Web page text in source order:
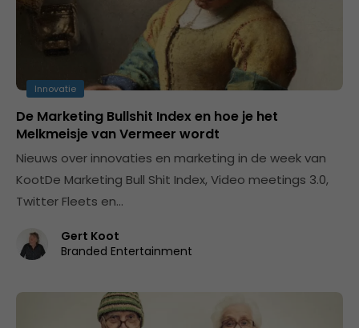
Innovatie
De Marketing Bullshit Index en hoe je het
Melkmeisje van Vermeer wordt
Nieuws over innovaties en marketing in de week van
KootDe Marketing Bull Shit Index, Video meetings 3.0,
Twitter Fleets en…
Gert Koot
Branded Entertainment